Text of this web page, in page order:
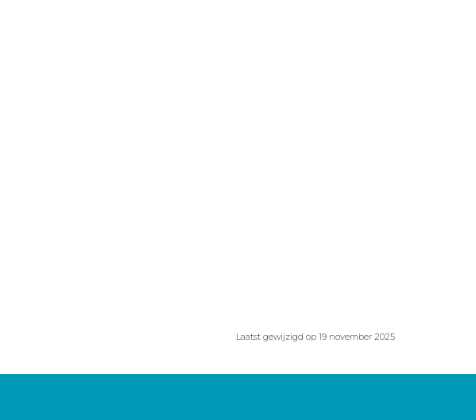
Laatst gewijzigd op 19 november 2025